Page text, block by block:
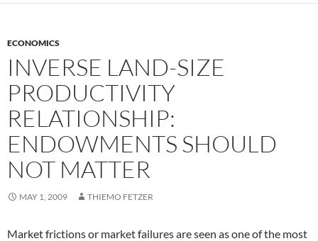
ECONOMICS
INVERSE LAND-SIZE
PRODUCTIVITY
RELATIONSHIP:
ENDOWMENTS SHOULD
NOT MATTER
MAY 1, 2009 THIEMO FETZER
Market frictions or market failures are seen as one of the most